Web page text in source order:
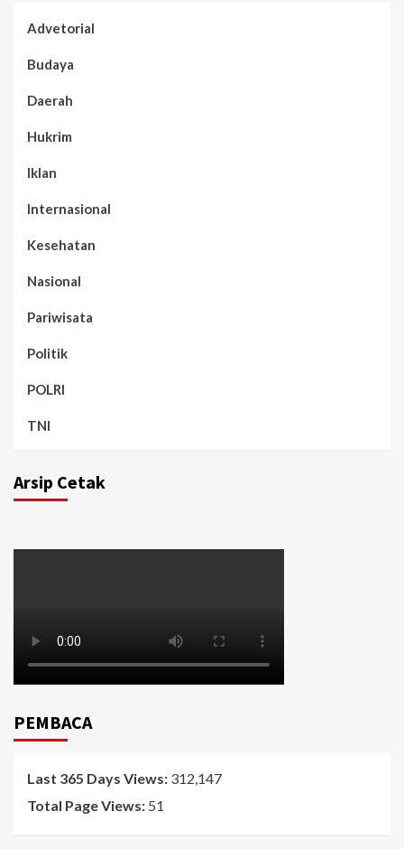
Advetorial
Budaya
Daerah
Hukrim
Iklan
Internasional
Kesehatan
Nasional
Pariwisata
Politik
POLRI
TNI
Arsip Cetak
PEMBACA
Last 365 Days Views: 312,147
Total Page Views: 51